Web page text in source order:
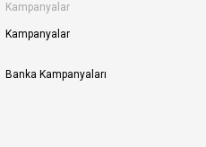
Kampanyalar
Kampanyalar
Banka Kampanyaları